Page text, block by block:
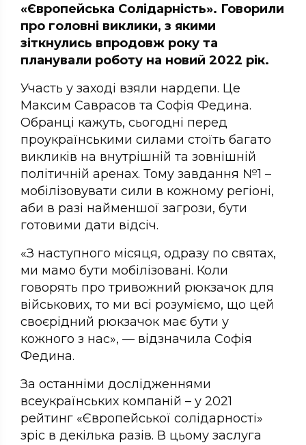
«Європейська Солідарність». Говорили
про головні виклики, з якими
зіткнулись впродовж року та
планували роботу на новий 2022 рік.
Участь у заході взяли нардепи. Це
Максим Саврасов та Софія Федина.
Обранці кажуть, сьогодні перед
проукраїнськими силами стоїть багато
викликів на внутрішній та зовнішній
політичній аренах. Тому завдання №1 –
мобілізовувати сили в кожному регіоні,
аби в разі найменшої загрози, бути
готовими дати відсіч.
«З наступного місяця, одразу по святах,
ми мамо бути мобілізовані. Коли
говорять про тривожний рюкзачок для
військових, то ми всі розуміємо, що цей
своєрідний рюкзачок має бути у
кожного з нас», — відзначила Софія
Федина.
За останніми дослідженнями
всеукраїнських компаній – у 2021
рейтинг «Європейської солідарності»
зріс в декілька разів. В цьому заслуга